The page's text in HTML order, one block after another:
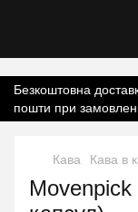
Безкоштовна
пошти при
Кава Кава в